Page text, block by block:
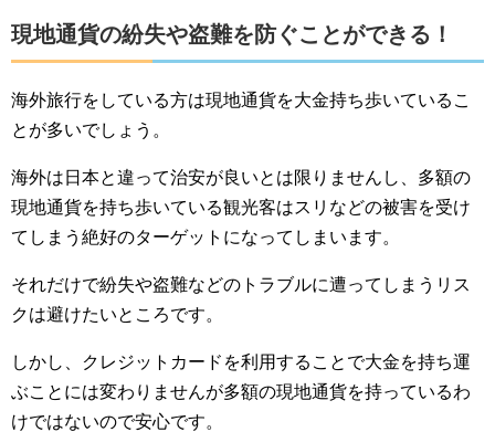
現地通貨の紛失や盗難を防ぐことができる！
海外旅行をしている方は現地通貨を大金持ち歩いているこ
とが多いでしょう。
海外は日本と違って治安が良いとは限りませんし、多額の
現地通貨を持ち歩いている観光客はスリなどの被害を受け
てしまう絶好のターゲットになってしまいます。
それだけで紛失や盗難などのトラブルに遭ってしまうリス
クは避けたいところです。
しかし、クレジットカードを利用することで大金を持ち運
ぶことには変わりませんが多額の現地通貨を持っているわ
けではないので安心です。